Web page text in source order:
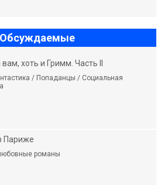
Обсуждаемые
хоть и Гримм. Часть II
/ Попаданцы / Социальная
Париже
романы